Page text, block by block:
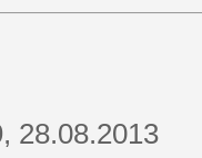
28.08.2013